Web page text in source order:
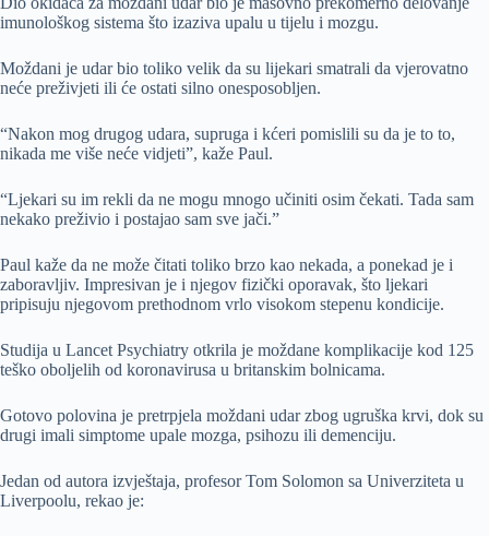
imunološkog sistema što izaziva upalu u tijelu i mozgu.
Moždani je udar bio toliko velik da su lijekari smatrali da vjerovatno
neće preživjeti ili će ostati silno onesposobljen.
“Nakon mog drugog udara, supruga i kćeri pomislili su da je to to,
nikada me više neće vidjeti”, kaže Paul.
“Ljekari su im rekli da ne mogu mnogo učiniti osim čekati. Tada sam
nekako preživio i postajao sam sve jači.”
Paul kaže da ne može čitati toliko brzo kao nekada, a ponekad je i
zaboravljiv. Impresivan je i njegov fizički oporavak, što ljekari
pripisuju njegovom prethodnom vrlo visokom stepenu kondicije.
Studija u Lancet Psychiatry otkrila je moždane komplikacije kod 125
teško oboljelih od koronavirusa u britanskim bolnicama.
Gotovo polovina je pretrpjela moždani udar zbog ugruška krvi, dok su
drugi imali simptome upale mozga, psihozu ili demenciju.
Jedan od autora izvještaja, profesor Tom Solomon sa Univerziteta u
Liverpoolu, rekao je: